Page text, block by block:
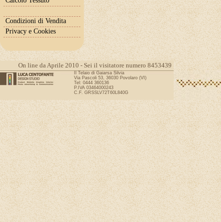
Condizioni di Vendita
Privacy e Cookies
On line da Aprile 2010 - Sei il visitatore numero 8453439
Il Telaio di Gaiarsa Silvia
Via Pascoli 53, 36030 Povolaro (VI)
Tel: 0444 360136
P.IVA 03464000243
C.F. GRSSLV72T60L840G